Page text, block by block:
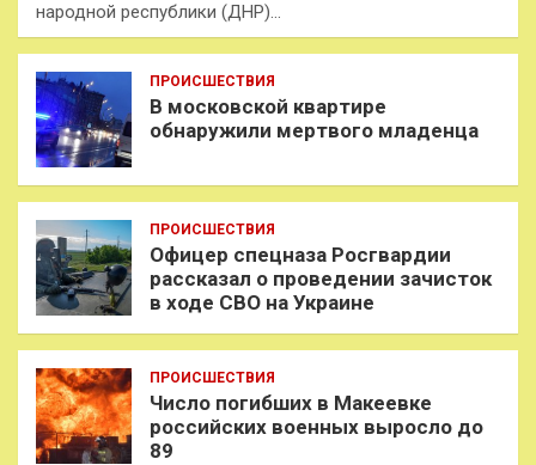
народной республики (ДНР)…
ПРОИСШЕСТВИЯ
В московской квартире
обнаружили мертвого младенца
ПРОИСШЕСТВИЯ
Офицер спецназа Росгвардии
рассказал о проведении зачисток
в ходе СВО на Украине
ПРОИСШЕСТВИЯ
Число погибших в Макеевке
российских военных выросло до
89